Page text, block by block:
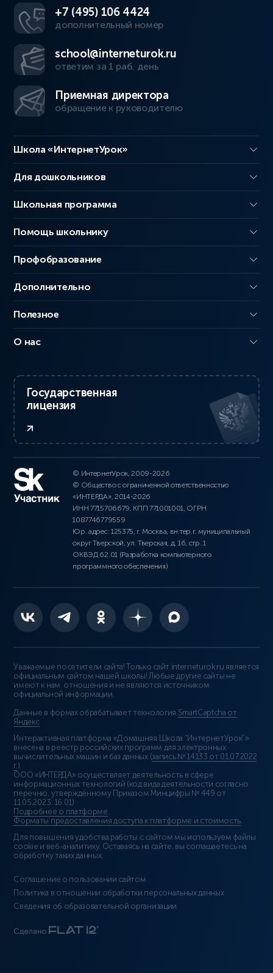
+7 (495) 106 4424
дополнительный номер
school@interneturok.ru
ответим за 1 раб. день
Приемная директора
обращение к руководителю
Школа «ИнтернетУрок»
Для дошкольников
Школьная программа
Помощь школьнику
Профобразование
Дополнительно
Полезное
О нас
Государственная
лицензия
© ИнтернетУрок, 2009-2026
© Общество с ограниченной ответственностью
«ИНТЕРДА», 2014-2026
ИНН 7715706679, КПП 771001001, ОГРН
1087746779559
Юр. адрес: 125375, г. Москва, вн.тер.г. муниципальный
округ Тверской, ул. Тверская, д. 16, стр. 1
ОКВЭД 62.01 (Разработка компьютерного
программного обеспечения)
Уважаемые посетители сайта! Только сайт interneturok.ru является
официальным сайтом нашей школы! Любые другие сайты не
имеют к нам отношения и не являются источником
официальной информации.
Данные в формах обрабатывает технология SmartCaptcha от
Яндекс
Интерактивная платформа «Домашняя Школа “ИнтернетУрок”»
внесена в реестр российских программ для электронных
вычислительных машин и баз данных (запись № 14133 от 01.07.2022
г.).
ООО «ИНТЕРДА» осуществляет деятельность в сфере
информационных технологий (код вида деятельности согласно
перечню, утверждённому Приказом Минцифры № 449 от
11.05.2023: 16.01)
Подробнее о платформе.
Форматы предоставления доступа к платформе и стоимость.
Для повышения удобства работы с сайтом мы используем файлы
cookie и веб-аналитику. Оставаясь на сайте, вы соглашаетесь на
обработку таких данных.
Соглашение о пользовании сайтом
Политика в отношении обработки персональных данных
Сведения об образовательной организации